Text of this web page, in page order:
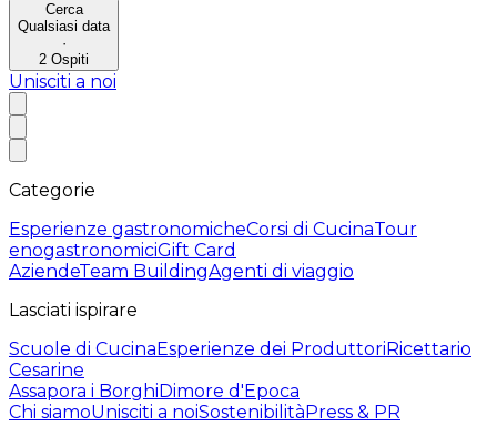
Cerca
Qualsiasi data
·
2 Ospiti
Unisciti a noi
Categorie
Esperienze gastronomicheCorsi di CucinaTour
enogastronomiciGift Card
AziendeTeam BuildingAgenti di viaggio
Lasciati ispirare
Scuole di CucinaEsperienze dei ProduttoriRicettario
Cesarine
Assapora i BorghiDimore d'Epoca
Chi siamoUnisciti a noiSostenibilitàPress & PR